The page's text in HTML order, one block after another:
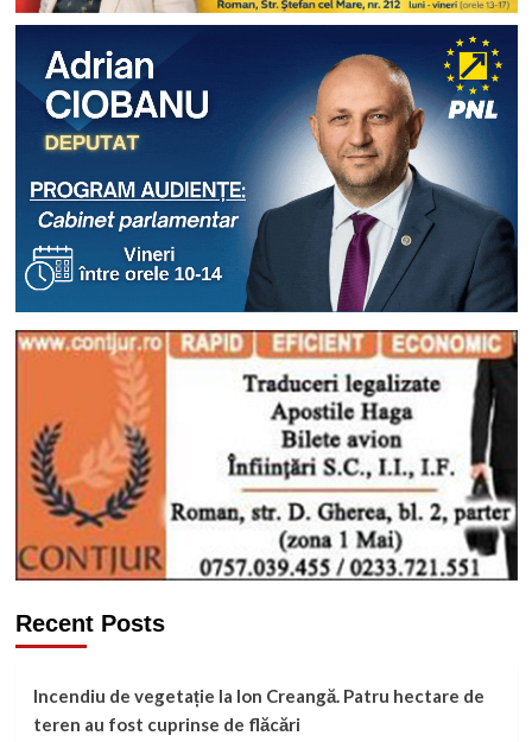
Recent Posts
Incendiu de vegetație la Ion Creangă. Patru hectare de
teren au fost cuprinse de flăcări